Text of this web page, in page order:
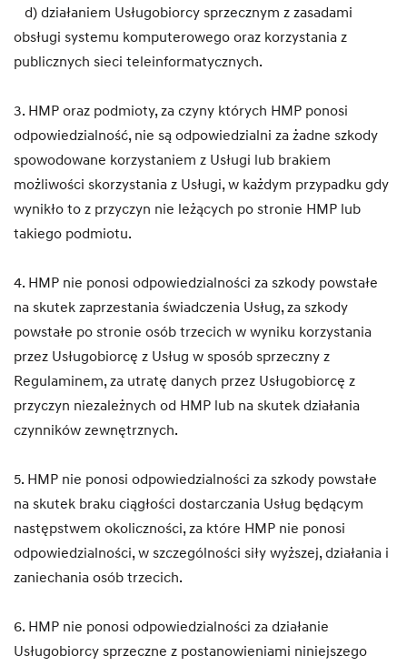
d) działaniem Usługobiorcy sprzecznym z zasadami
obsługi systemu komputerowego oraz korzystania z
publicznych sieci teleinformatycznych.
3. HMP oraz podmioty, za czyny których HMP ponosi
odpowiedzialność, nie są odpowiedzialni za żadne szkody
spowodowane korzystaniem z Usługi lub brakiem
możliwości skorzystania z Usługi, w każdym przypadku gdy
wynikło to z przyczyn nie leżących po stronie HMP lub
takiego podmiotu.
4. HMP nie ponosi odpowiedzialności za szkody powstałe
na skutek zaprzestania świadczenia Usług, za szkody
powstałe po stronie osób trzecich w wyniku korzystania
przez Usługobiorcę z Usług w sposób sprzeczny z
Regulaminem, za utratę danych przez Usługobiorcę z
przyczyn niezależnych od HMP lub na skutek działania
czynników zewnętrznych.
5. HMP nie ponosi odpowiedzialności za szkody powstałe
na skutek braku ciągłości dostarczania Usług będącym
następstwem okoliczności, za które HMP nie ponosi
odpowiedzialności, w szczególności siły wyższej, działania i
zaniechania osób trzecich.
6. HMP nie ponosi odpowiedzialności za działanie
Usługobiorcy sprzeczne z postanowieniami niniejszego